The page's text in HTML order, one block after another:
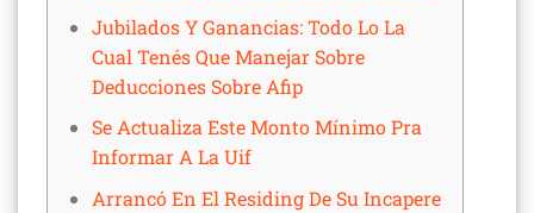
Jubilados Y Ganancias: Todo Lo La
Cual Tenés Que Manejar Sobre
Deducciones Sobre Afip
Se Actualiza Este Monto Mínimo Pra
Informar A La Uif
Arrancó En El Residing De Su Incapere